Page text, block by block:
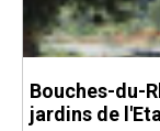
Bouches-du-
jardins de